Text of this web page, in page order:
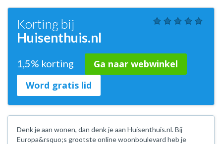
Korting bij
Huisenthuis.nl
1,5% korting
Ga naar webwinkel
Word gratis lid
Denk je aan wonen, dan denk je aan Huisenthuis.nl. Bij
Europa&rsquo;s grootste online woonboulevard heb je